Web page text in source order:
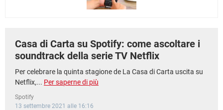
Casa di Carta su Spotify: come ascoltare i
soundtrack della serie TV Netflix
Per celebrare la quinta stagione de La Casa di Carta uscita su
Netflix,... Per saperne di più
Spotify
13 settembre 2021 alle 16:16